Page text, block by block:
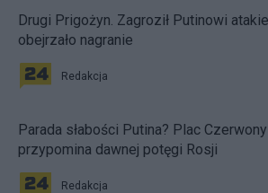
Drugi Prigożyn. Zagroził Putinowi
obejrzało nagranie
Redakcja
Parada słabości Putina? Plac
przypomina dawnej potęgi Rosji
Redakcja